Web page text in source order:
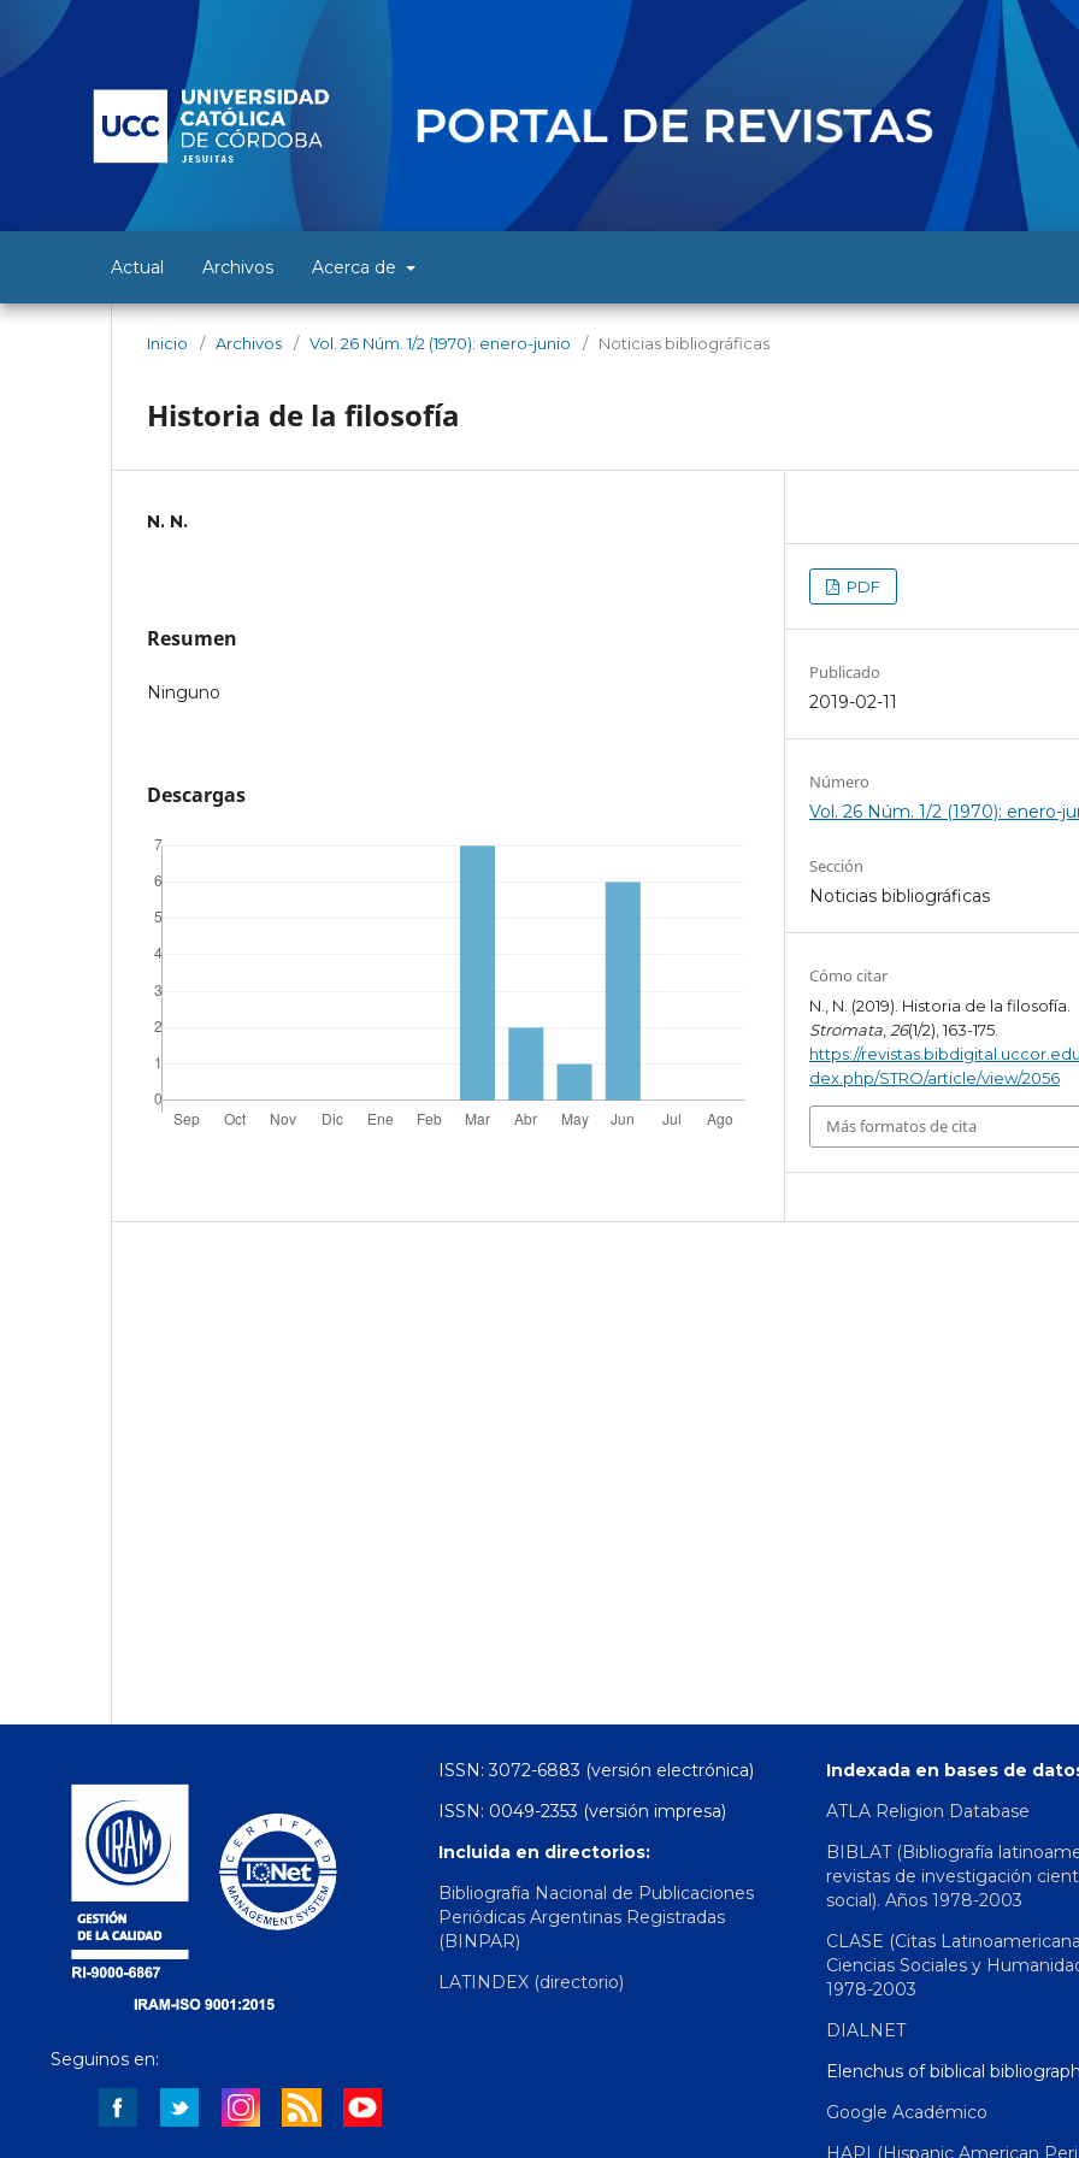
Actual Archivos Acerca de
Inicio / Archivos / Vol. 26 Núm. 1/2 (1970): enero-junio / Noticias bibliográficas
Historia de la filosofía
N. N.
Resumen
Ninguno
Descargas
PDF
Publicado
2019-02-11
Número
Vol. 26 Núm. 1/2 (1970): enero-
Sección
Noticias bibliográficas
Cómo citar
N., N. (2019). Historia de la filosofía.
Stromata 26(1/2), 163-175.
https://
dex.php/STRO/article/view/2056
Más formatos de cita
Seguinos en:
ISSN: 3072-6883 (versión electrónica)
ISSN: 0049-2353 (versión impresa)
Incluida en directorios:
Bibliografía Nacional de Publicaciones
Periódicas Argentinas Registradas
(BINPAR)
LATINDEX (directorio)
Indexada en bases de
ATLA Religion Database
BIBLAT (Bibliografía
revistas de investigación
social). Años 1978-2003
CLASE (Citas
Ciencias Sociales y
1978-2003
DIALNET
Elenchus of biblical
Google Académico
HAPI (Hispanic American